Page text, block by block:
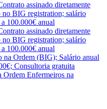
assinado diretamente
no BIG registration; salário
100.000€ anual
assinado diretamente
no BIG registration; salário
100.000€ anual
na Ordem (BIG); Salário anual
Consultoria gratuita
Ordem Enfermeiros na